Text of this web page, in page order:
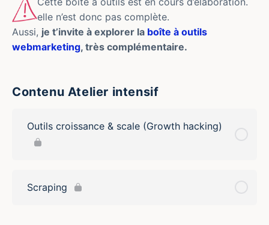
elle n’est donc pas complète.
Aussi, je t’invite à explorer la boîte à outils
webmarketing, très complémentaire.
Contenu Atelier intensif
Outils croissance & scale (Growth hacking)
Scraping